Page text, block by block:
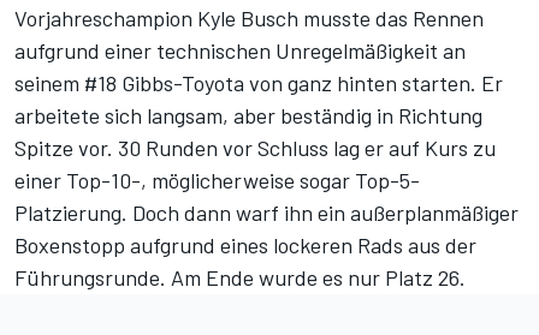
Vorjahreschampion Kyle Busch musste das Rennen
aufgrund einer technischen Unregelmäßigkeit an
seinem #18 Gibbs-Toyota von ganz hinten starten. Er
arbeitete sich langsam, aber beständig in Richtung
Spitze vor. 30 Runden vor Schluss lag er auf Kurs zu
einer Top-10-, möglicherweise sogar Top-5-
Platzierung. Doch dann warf ihn ein außerplanmäßiger
Boxenstopp aufgrund eines lockeren Rads aus der
Führungsrunde. Am Ende wurde es nur Platz 26.